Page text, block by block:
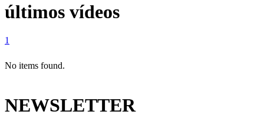
últimos vídeos
1
No items found.
NEWSLETTER